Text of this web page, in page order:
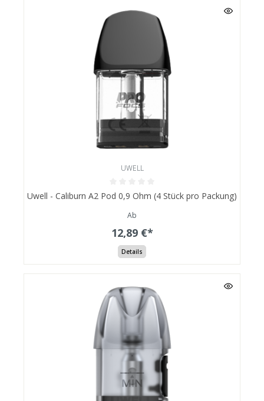
UWELL
Uwell - Caliburn A2 Pod 0,9 Ohm (4 Stück pro Packung)
Ab
12,89 €*
Details